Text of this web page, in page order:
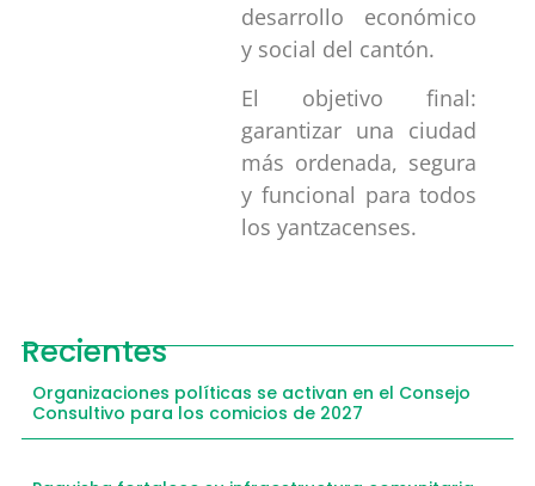
desarrollo económico
y social del cantón.
El objetivo final:
garantizar una ciudad
más ordenada, segura
y funcional para todos
los yantzacenses.
Recientes
Organizaciones políticas se activan en el Consejo
Consultivo para los comicios de 2027